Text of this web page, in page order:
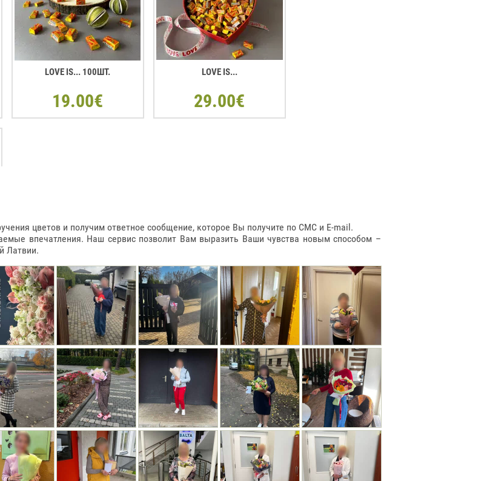
LOVE IS... 100ШТ.
19.00€
LOVE IS...
29.00€
цветов и получим ответное сообщение, которое Вы получите по СМС и E-mail.
впечатления. Наш сервис позволит Вам выразить Ваши чувства новым способом –
Латвии.